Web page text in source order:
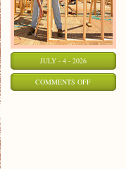
JULY - 4 - 2026
COMMENTS OFFON